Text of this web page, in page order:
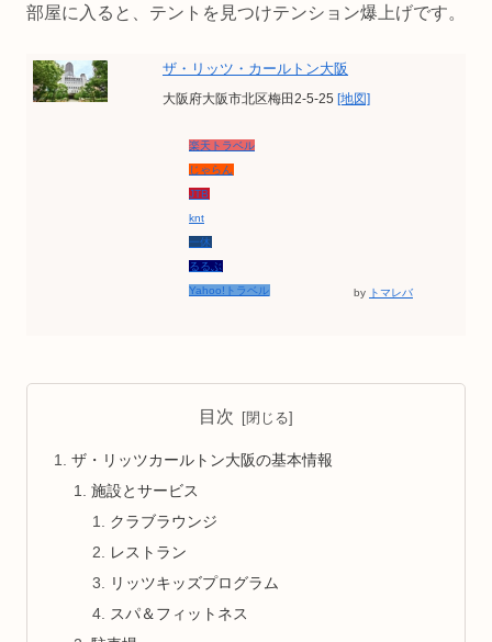
部屋に入ると、テントを見つけテンション爆上げです。
ザ・リッツ・カールトン大阪
大阪府大阪市北区梅田2-5-25 [地図]
楽天トラベル
じゃらん
JTB
knt
一休
るるぶ
Yahoo!トラベル
by トマレバ
目次
ザ・リッツカールトン大阪の基本情報
施設とサービス
クラブラウンジ
レストラン
リッツキッズプログラム
スパ＆フィットネス